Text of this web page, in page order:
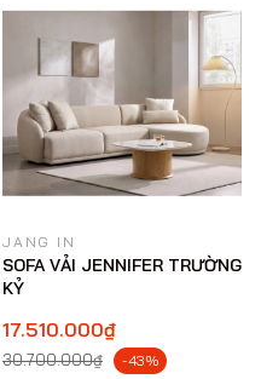
JANG IN
SOFA VẢI JENNIFER TRƯỜNG
KỶ
17.510.000₫
30.700.000₫ -43%